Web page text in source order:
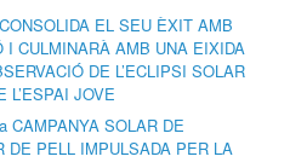
EL SEU ÈXIT AMB
I CULMINARÀ AMB UNA EIXIDA
DE L’ECLIPSI SOLAR
L’ESPAI JOVE
CAMPANYA SOLAR DE
DE PELL IMPULSADA PER LA